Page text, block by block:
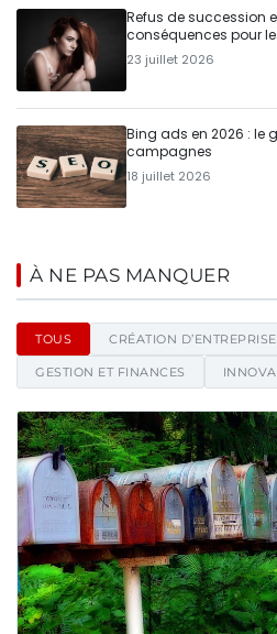
Refus de succession
conséquences pour
23 juillet 2026
Bing ads en 2026 : le
campagnes
18 juillet 2026
Ecommcode2 -
À NE PAS MANQUER
TOUS CRÉATION D’ENTREPRISE
GESTION ET FINANCES